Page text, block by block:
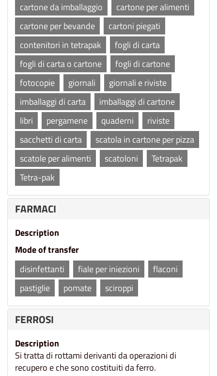
cartone da imballaggio
cartone per alimenti
cartone per bevande
cartoni piegati
contenitori in tetrapak
fogli di carta
fogli di carta o cartone
fogli di cartone
fotocopie
giornali
giornali e riviste
imballaggi di carta
imballaggi di cartone
libri
pergamene quaderni
riviste
sacchetti di carta
scatola in cartone per pizza
scatole per alimenti
scatoloni
Tetrapak
Tetra-pak
FARMACI
Description
Mode of transfer
disinfettanti
fiale per iniezioni
flaconi
pastiglie
pomate sciroppi
FERROSI
Description
Si tratta di rottami derivanti da operazioni di
recupero e che sono costituiti da ferro.